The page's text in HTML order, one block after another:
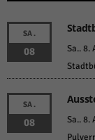
SA.
08 Sa.. 8.
SA.
08 Sa.. 8.